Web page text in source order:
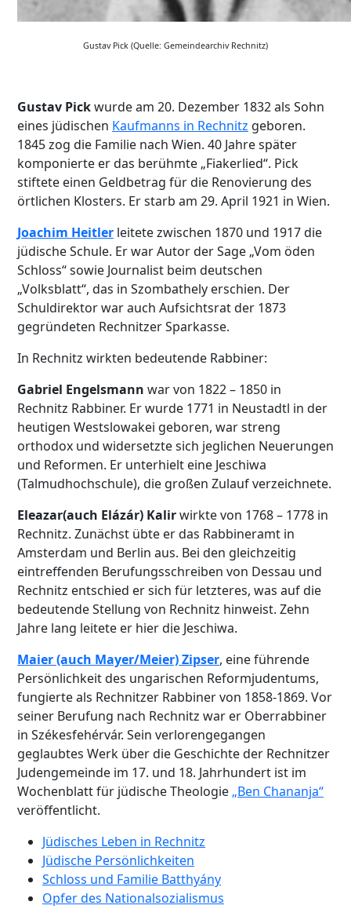
Gustav Pick (Quelle: Gemeindearchiv Rechnitz)
Gustav Pickwurde am 20. Dezember 1832 als Sohn
eines jüdischen Kaufmanns in Rechnitz geboren.
1845 zog die Familie nach Wien. 40 Jahre später
komponierte er das berühmte „Fiakerlied“. Pick
stiftete einen Geldbetrag für die Renovierung des
örtlichen Klosters. Er starb am 29. April 1921 in Wien.
Joachim Heitler leitete zwischen 1870 und 1917 die
jüdische Schule. Er war Autor der Sage „Vom öden
Schloss“ sowie Journalist beim deutschen
„Volksblatt“, das in Szombathely erschien. Der
Schuldirektor war auch Aufsichtsrat der 1873
gegründeten Rechnitzer Sparkasse.
In Rechnitz wirkten bedeutende Rabbiner:
Gabriel Engelsmann war von 1822 – 1850 in
Rechnitz Rabbiner. Er wurde 1771 in Neustadtl in der
heutigen Westslowakei geboren, war streng
orthodox und widersetzte sich jeglichen Neuerungen
und Reformen. Er unterhielt eine Jeschiwa
(Talmudhochschule), die großen Zulauf verzeichnete.
Eleazar(auch Elázár) Kalirwirkte von 1768 – 1778 in
Rechnitz. Zunächst übte er das Rabbineramt in
Amsterdam und Berlin aus. Bei den gleichzeitig
eintreffenden Berufungsschreiben von Dessau und
Rechnitz entschied er sich für letzteres, was auf die
bedeutende Stellung von Rechnitz hinweist. Zehn
Jahre lang leitete er hier die Jeschiwa.
Maier (auch Mayer/Meier) Zipser, eine führende
Persönlichkeit des ungarischen Reformjudentums,
fungierte als Rechnitzer Rabbiner von 1858-1869. Vor
seiner Berufung nach Rechnitz war er Oberrabbiner
in Székesfehérvár. Sein verlorengegangen
geglaubtes Werk über die Geschichte der Rechnitzer
Judengemeinde im 17. und 18. Jahrhundert ist im
Wochenblatt für jüdische Theologie „Ben Chananja“
veröffentlicht.
Jüdisches Leben in Rechnitz
Jüdische Persönlichkeiten
Schloss und Familie Batthyány
Opfer des Nationalsozialismus